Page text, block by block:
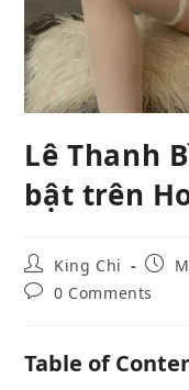
Lê Thanh
bật trên
King Chi
0 Comments
Table of